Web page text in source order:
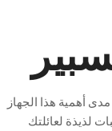
أهمية هذا الجهاز
لذيذة لعائلتك